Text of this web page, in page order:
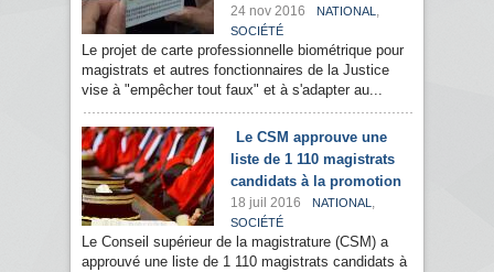
24 nov 2016 NATIONAL ,
SOCIÉTÉ
Le projet de carte professionnelle biométrique pour
magistrats et autres fonctionnaires de la Justice
vise à "empêcher tout faux" et à s'adapter au...
Le CSM approuve une
liste de 1 110 magistrats
candidats à la promotion
18 juil 2016 NATIONAL ,
SOCIÉTÉ
Le Conseil supérieur de la magistrature (CSM) a
approuvé une liste de 1 110 magistrats candidats à